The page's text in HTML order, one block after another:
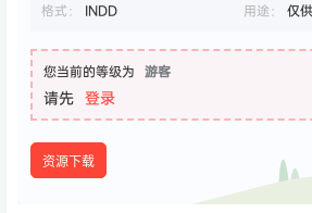
格式： INDD 用途： 仅
您当前的等级为 游客
请先 登录
资源下载